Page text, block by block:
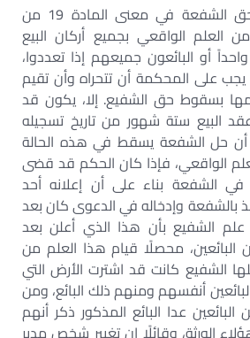
أن العلم المسقط لحق الشفعة في معنى المادة 19 من
الواقعي بجميع أركان البيع
أو البائعون جميعهم إذا تعددوا،
على المحكمة أن تتحراه وأن تقيم
بسقوط حق الشفيع. إلا، يكون قد
البيع ستة شهور من تاريخ تسجيله
(22)، إذ أن حل الشفعة يسقط في هذه الحالة
الواقعي، فإذا كان الحكم قد قضى
الشفعة بناء على أن إعلانه أحد
بالشفعة وإدخاله في الدعوى كان بعد
علم الشفيع بأن هذا الذي أعلن بعد
محصلًا قيام هذا العلم من
الشفيع كانت قد اشترت الأرض التي
أنفسهم ومنهم ذلك البائع، ومن
عدا البائع المذكور ذكر أنهم
الورثة، وقائلًا إن تغيير شخص مدير